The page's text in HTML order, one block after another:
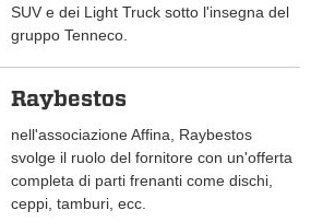
SUV e dei Light Truck sotto l'insegna del
gruppo Tenneco.
Raybestos
nell'associazione Affina, Raybestos
svolge il ruolo del fornitore con un'offerta
completa di parti frenanti come dischi,
ceppi, tamburi, ecc.